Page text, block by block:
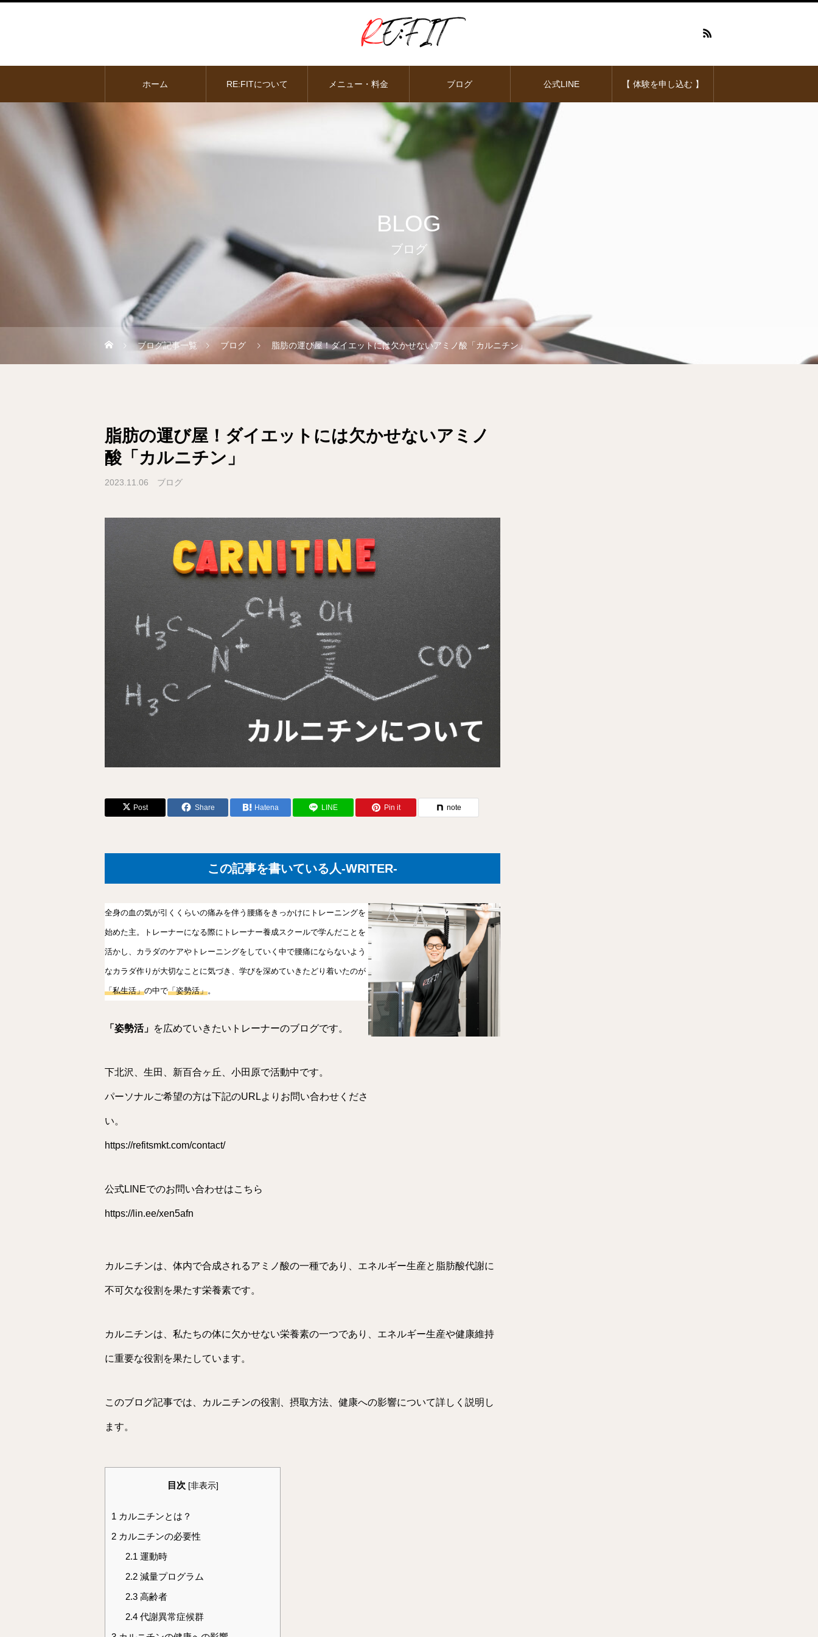
ホーム RE:FITについて メニュー・料金 ブログ 公式LINE 【 体験を申し込む 】
BLOG
ブログ
ブログ記事一覧 ブログ 脂肪の運び屋！ダイエットには欠かせないアミノ酸「カルニチン」
脂肪の運び屋！ダイエットには欠かせないアミノ
酸「カルニチン」
2023.11.06 ブログ
Post Share Hatena LINE Pin it note
この記事を書いている人-WRITER-
全身の血の気が引くくらいの痛みを伴う腰痛をきっかけにトレーニングを
始めた主。トレーナーになる際にトレーナー養成スクールで学んだことを
活かし、カラダのケアやトレーニングをしていく中で腰痛にならないよう
なカラダ作りが大切なことに気づき、学びを深めていきたどり着いたのが
「私生活」の中で「姿勢活」。
「姿勢活」 を広めていきたいトレーナーのブログです。
下北沢、生田、新百合ヶ丘、小田原で活動中です。
パーソナルご希望の方は下記のURLよりお問い合わせくださ
い。
https://refitsmkt.com/contact/
公式LINEでのお問い合わせはこちら
https://lin.ee/xen5afn
カルニチンは、体内で合成されるアミノ酸の一種であり、エネルギー生産と脂肪酸代謝に
不可欠な役割を果たす栄養素です。
カルニチンは、私たちの体に欠かせない栄養素の一つであり、エネルギー生産や健康維持
に重要な役割を果たしています。
このブログ記事では、カルニチンの役割、摂取方法、健康への影響について詳しく説明し
ます。
目次 [非表示]
1 カルニチンとは？
2 カルニチンの必要性
2.1 運動時
2.2減量プログラム
2.3高齢者
2.4代謝異常症候群